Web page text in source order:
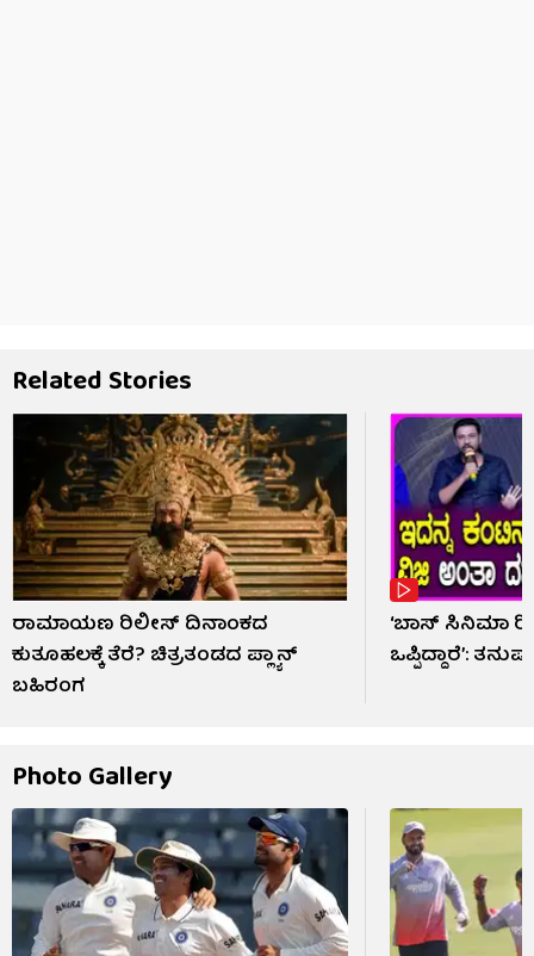
Related Stories
ರಾಮಾಯಣ ರಿಲೀಸ್ ದಿನಾಂಕದ
ಕುತೂಹಲಕ್ಕೆ ತೆರೆ? ಚಿತ್ರತಂಡದ ಪ್ಲ್ಯಾನ್
ಬಹಿರಂಗ
‘ಬಾಸ್ ಸಿನಿಮಾ
ಒಪ್ಪಿದ್ದಾರೆ’:
Photo Gallery